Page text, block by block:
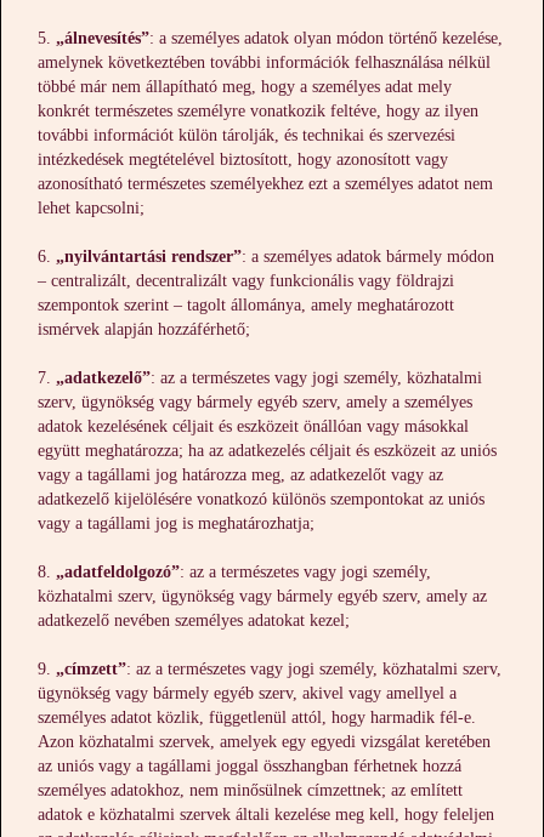
„álnevesítés”: a személyes adatok olyan módon történő kezelése,
amelynek következtében további információk felhasználása nélkül
többé már nem állapítható meg, hogy a személyes adat mely
konkrét természetes személyre vonatkozik feltéve, hogy az ilyen
további információt külön tárolják, és technikai és szervezési
intézkedések megtételével biztosított, hogy azonosított vagy
azonosítható természetes személyekhez ezt a személyes adatot nem
lehet kapcsolni;
„nyilvántartási rendszer”: a személyes adatok bármely módon
– centralizált, decentralizált vagy funkcionális vagy földrajzi
szempontok szerint – tagolt állománya, amely meghatározott
ismérvek alapján hozzáférhető;
„adatkezelő”: az a természetes vagy jogi személy, közhatalmi
szerv, ügynökség vagy bármely egyéb szerv, amely a személyes
adatok kezelésének céljait és eszközeit önállóan vagy másokkal
együtt meghatározza; ha az adatkezelés céljait és eszközeit az uniós
vagy a tagállami jog határozza meg, az adatkezelőt vagy az
adatkezelő kijelölésére vonatkozó különös szempontokat az uniós
vagy a tagállami jog is meghatározhatja;
„adatfeldolgozó”: az a természetes vagy jogi személy,
közhatalmi szerv, ügynökség vagy bármely egyéb szerv, amely az
adatkezelő nevében személyes adatokat kezel;
„címzett”: az a természetes vagy jogi személy, közhatalmi szerv,
ügynökség vagy bármely egyéb szerv, akivel vagy amellyel a
személyes adatot közlik, függetlenül attól, hogy harmadik fél-e.
Azon közhatalmi szervek, amelyek egy egyedi vizsgálat keretében
az uniós vagy a tagállami joggal összhangban férhetnek hozzá
személyes adatokhoz, nem minősülnek címzettnek; az említett
adatok e közhatalmi szervek általi kezelése meg kell, hogy feleljen